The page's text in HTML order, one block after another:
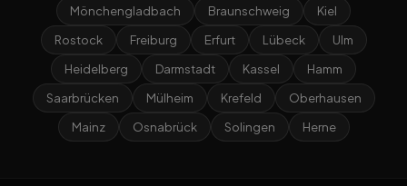
Mönchengladbach
Braunschweig
Kiel
Rostock
Freiburg Erfurt Lübeck
Ulm
Heidelberg
Darmstadt Kassel
Hamm
Saarbrücken
Mülheim Krefeld
Oberhausen
Mainz
Osnabrück Solingen Herne